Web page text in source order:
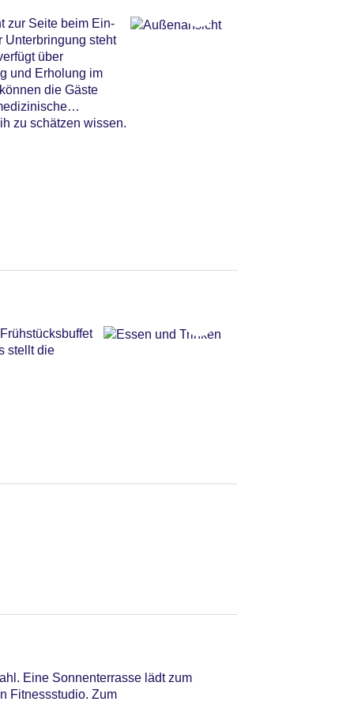
zur Seite beim Ein-
Unterbringung steht
über
und Erholung im
die Gäste
zu schätzen wissen.
stellt die
Eine Sonnenterrasse lädt zum
Fitnessstudio. Zum